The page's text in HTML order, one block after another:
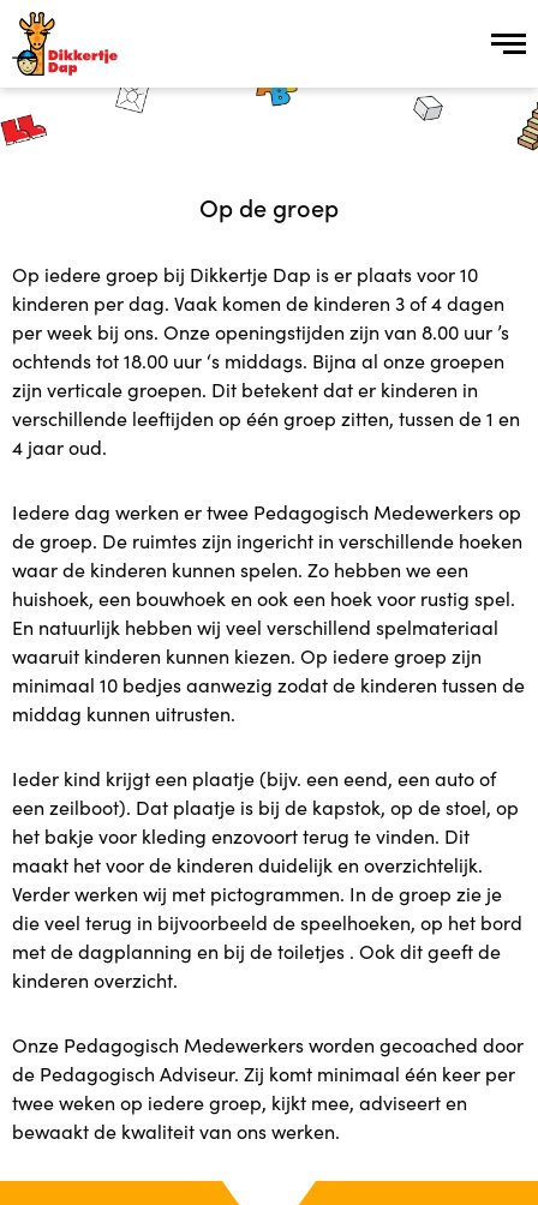
Over ons
Vroeg Erbij groep
Kinderopvang Plus in 15 stappen
Plusopvang
Plusopvang
Plus in het kwadraat
Samen voor taal
Lekker Fit!
Zorgstructuur
Plaatsing en kosten
Plaatsing en kosten
Plaatsing
Indicatie
Op de groep
Op iedere groep bij Dikkertje Dap is er plaats voor 10
kinderen per dag. Vaak komen de kinderen 3 of 4 dagen
per week bij ons. Onze openingstijden zijn van 8.00 uur ’s
ochtends tot 18.00 uur ‘s middags. Bijna al onze groepen
zijn verticale groepen. Dit betekent dat er kinderen in
verschillende leeftijden op één groep zitten, tussen de 1 en
4 jaar oud.
Iedere dag werken er twee Pedagogisch Medewerkers op
de groep. De ruimtes zijn ingericht in verschillende hoeken
waar de kinderen kunnen spelen. Zo hebben we een
huishoek, een bouwhoek en ook een hoek voor rustig spel.
En natuurlijk hebben wij veel verschillend spelmateriaal
waaruit kinderen kunnen kiezen. Op iedere groep zijn
minimaal 10 bedjes aanwezig zodat de kinderen tussen de
middag kunnen uitrusten.
Ieder kind krijgt een plaatje (bijv. een eend, een auto of
een zeilboot). Dat plaatje is bij de kapstok, op de stoel, op
het bakje voor kleding enzovoort terug te vinden. Dit
maakt het voor de kinderen duidelijk en overzichtelijk.
Verder werken wij met pictogrammen. In de groep zie je
die veel terug in bijvoorbeeld de speelhoeken, op het bord
met de dagplanning en bij de toiletjes . Ook dit geeft de
kinderen overzicht.
Onze Pedagogisch Medewerkers worden gecoached door
de Pedagogisch Adviseur. Zij komt minimaal één keer per
twee weken op iedere groep, kijkt mee, adviseert en
bewaakt de kwaliteit van ons werken.